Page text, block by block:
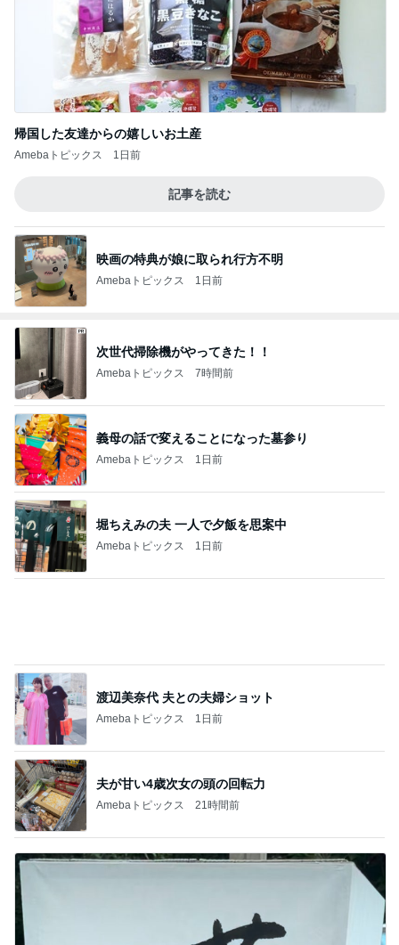
帰国した友達からの嬉しいお土産
Amebaトピックス 1日前
記事を読む
映画の特典が娘に取られ行方不明
Amebaトピックス 1日前
次世代掃除機がやってきた！！
Amebaトピックス 7時間前
義母の話で変えることになった墓参り
Amebaトピックス 1日前
堀ちえみの夫 一人で夕飯を思案中
Amebaトピックス 1日前
夫が甘い4歳次女の頭の回転力
Amebaトピックス 21時間前